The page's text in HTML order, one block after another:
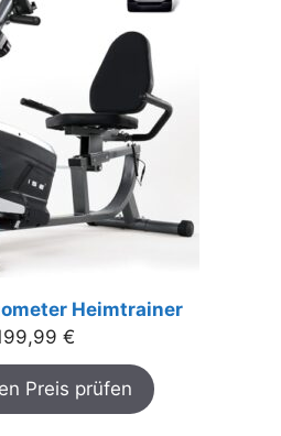
Heimtrainer
€
Preis prüfen